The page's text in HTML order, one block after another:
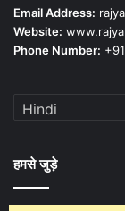
Email Address:
Website:
Phone Number:
हमसे जुड़े